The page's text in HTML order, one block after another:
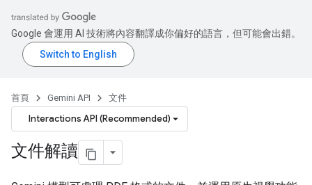
Google 會運用 AI 技術將內容翻譯成你偏好的語言，但可能會出錯。
首頁 Gemini API 文件
Interactions API (Recommended)
文件解讀